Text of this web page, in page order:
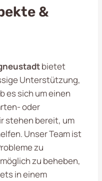
&
bietet
Unterstützung,
es sich um einen
oder
stehen bereit, um
Unser Team ist
zu
zu beheben,
in einem